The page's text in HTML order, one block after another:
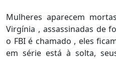
Mulheres aparecem
Virgínia , assassinadas de
o FBI é chamado , eles
em série está à solta,